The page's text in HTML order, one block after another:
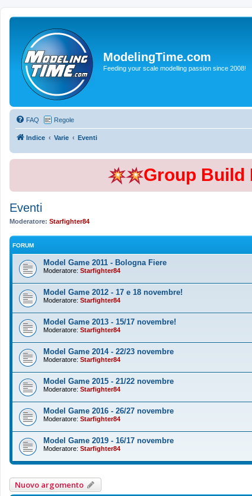
ModelingTime.com
Feeding your scale modelling passion since 2008!
FAQ Regole
Indice Varie Eventi
Group Build
Eventi
Moderatore: Starfighter84
FORUM
Model Game 2011 - Bologna Fiere
Moderatore: Starfighter84
Model Game 2012 - 17 e 18 novembre!
Moderatore: Starfighter84
Model Game 2013 - 15/17 novembre!
Moderatore: Starfighter84
Model Game 2014 - 22/23 novembre
Moderatore: Starfighter84
Model Game 2015 - 21/22 novembre
Moderatore: Starfighter84
Model Game 2016 - 26/27 novembre
Moderatore: Starfighter84
Model Game 2019 - 16/17 novembre
Moderatore: Starfighter84
Nuovo argomento